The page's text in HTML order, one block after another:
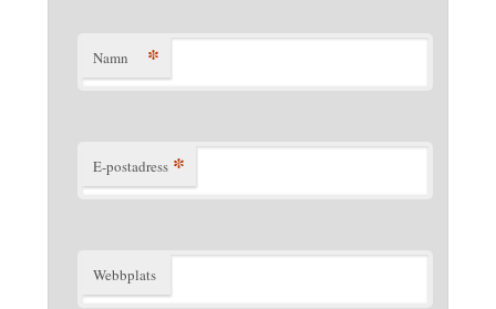
Namn *
E-postadress *
Webbplats